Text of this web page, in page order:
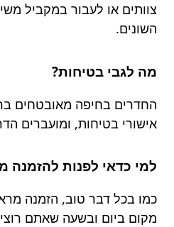
צוותים או לעבור במקביל
השונים.
מה לגבי בטיחות?
החדרים בחיפה מאובטחים
אישורי בטיחות, ומועברים
למי כדאי לפנות להזמנה
כמו בכל דבר טוב, הזמנה
מקום ביום ובשעה שאתם